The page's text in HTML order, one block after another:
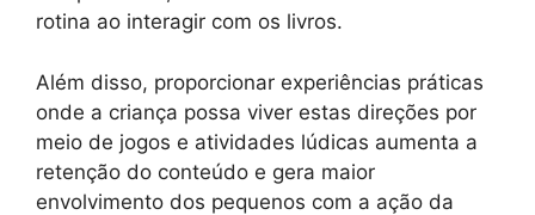
rotina ao interagir com os livros.
Além disso, proporcionar experiências práticas
onde a criança possa viver estas direções por
meio de jogos e atividades lúdicas aumenta a
retenção do conteúdo e gera maior
envolvimento dos pequenos com a ação da